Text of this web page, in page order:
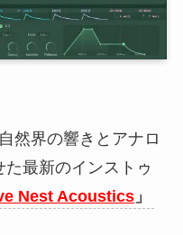
然界の響きとアナロ
最新のインストゥ
Nest Acoustics」